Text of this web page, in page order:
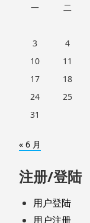
一 二
3
4
10
11
17
18
24
25
31
« 6 月
注册/登陆
用户登陆
用户注册